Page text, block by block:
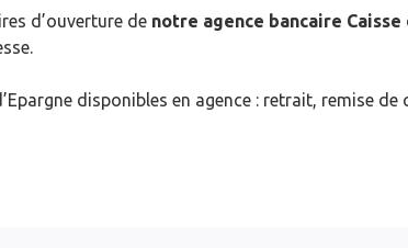
d’ouverture de notre agence bancaire Caisse
disponibles en agence : retrait, remise de